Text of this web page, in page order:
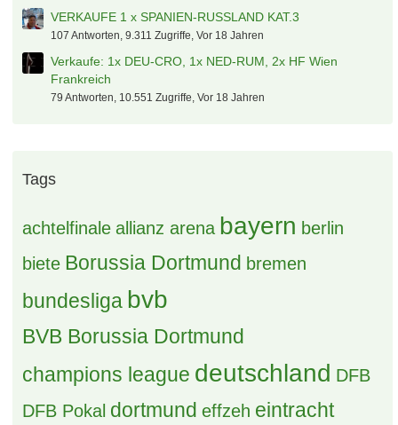
VERKAUFE 1 x SPANIEN-RUSSLAND KAT.3
107 Antworten, 9.311 Zugriffe, Vor 18 Jahren
Verkaufe: 1x DEU-CRO, 1x NED-RUM, 2x HF Wien
Frankreich
79 Antworten, 10.551 Zugriffe, Vor 18 Jahren
Tags
achtelfinale allianz arena bayern berlin
biete Borussia Dortmund bremen
bundesliga bvb
BVB Borussia Dortmund
champions league deutschland DFB
DFB Pokal dortmund effzeh eintracht